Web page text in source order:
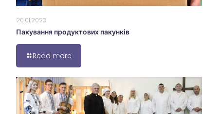
20.01.2023
Пакування продуктових пакунків
Read more